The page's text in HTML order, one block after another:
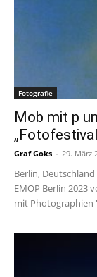
Fotografie
Mob mit p
Graf Goks - 29. März
Berlin,
EMOP Berlin 2023
mit Photographien